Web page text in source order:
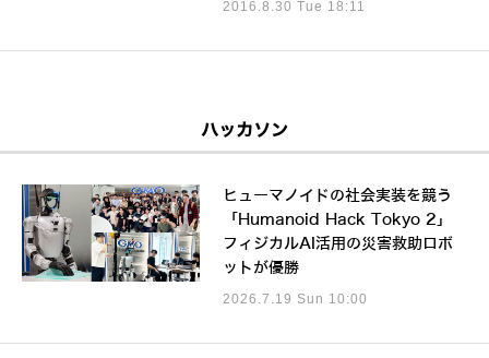
2016.8.30 Tue 18:11
ハッカソン
ヒューマノイドの社会実装を競う
「Humanoid Hack Tokyo 2」
フィジカルAI活用の災害救助ロボ
ットが優勝
2026.7.19 Sun 10:00